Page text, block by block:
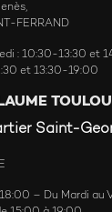
FERRAND
: 10:30-13:30 et
et 13:30-19:00
Saint-
– Du Mardi au